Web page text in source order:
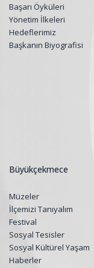
Başarı Öyküleri
Yönetim İlkeleri
Hedeflerimiz
Başkanın Biyografisi
Büyükçekmece
Müzeler
İlçemizi Tanıyalım
Festival
Sosyal Tesisler
Sosyal Kültürel Yaşam
Haberler